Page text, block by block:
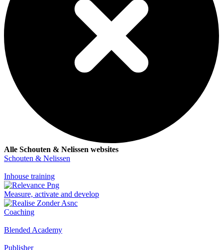
Alle Schouten & Nelissen websites
Schouten & Nelissen
Inhouse training
Measure, activate and develop
Coaching
Blended Academy
Publisher